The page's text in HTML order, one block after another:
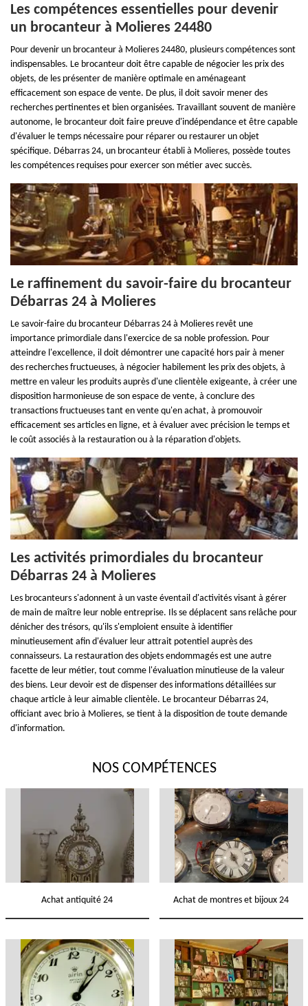
Les compétences essentielles pour devenir
un brocanteur à Molieres 24480
Pour devenir un brocanteur à Molieres 24480, plusieurs compétences sont
indispensables. Le brocanteur doit être capable de négocier les prix des
objets, de les présenter de manière optimale en aménageant
efficacement son espace de vente. De plus, il doit savoir mener des
recherches pertinentes et bien organisées. Travaillant souvent de manière
autonome, le brocanteur doit faire preuve d'indépendance et être capable
d'évaluer le temps nécessaire pour réparer ou restaurer un objet
spécifique. Débarras 24, un brocanteur établi à Molieres, possède toutes
les compétences requises pour exercer son métier avec succès.
Le raffinement du savoir-faire du brocanteur
Débarras 24 à Molieres
Le savoir-faire du brocanteur Débarras 24 à Molieres revêt une
importance primordiale dans l'exercice de sa noble profession. Pour
atteindre l'excellence, il doit démontrer une capacité hors pair à mener
des recherches fructueuses, à négocier habilement les prix des objets, à
mettre en valeur les produits auprès d'une clientèle exigeante, à créer une
disposition harmonieuse de son espace de vente, à conclure des
transactions fructueuses tant en vente qu'en achat, à promouvoir
efficacement ses articles en ligne, et à évaluer avec précision le temps et
le coût associés à la restauration ou à la réparation d'objets.
Les activités primordiales du brocanteur
Débarras 24 à Molieres
Les brocanteurs s'adonnent à un vaste éventail d'activités visant à gérer
de main de maître leur noble entreprise. Ils se déplacent sans relâche pour
dénicher des trésors, qu'ils s'emploient ensuite à identifier
minutieusement afin d'évaluer leur attrait potentiel auprès des
connaisseurs. La restauration des objets endommagés est une autre
facette de leur métier, tout comme l'évaluation minutieuse de la valeur
des biens. Leur devoir est de dispenser des informations détaillées sur
chaque article à leur aimable clientèle. Le brocanteur Débarras 24,
officiant avec brio à Molieres, se tient à la disposition de toute demande
d'information.
NOS COMPÉTENCES
Achat antiquité 24 Achat de montres et bijoux 24